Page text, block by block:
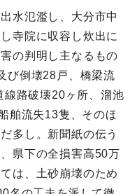
水氾濫し、大分市中
寺院に収容し炊出に
の判明し主なるもの
び倒壊28戸、橋梁流
路破壊20ヶ所、溜池
舶流失13隻、そのほ
多し。新聞紙の伝う
県下の全損害高50万
は、土砂崩壊のため